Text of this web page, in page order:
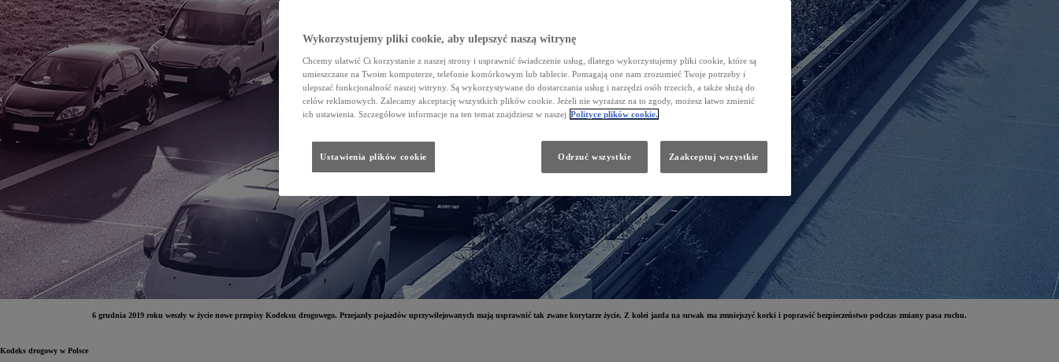
6 grudnia 2019 roku weszły w życie nowe przepisy Kodeksu drogowego. Przejazdy pojazdów uprzywilejowanych mają usprawnić tak zwane korytarze życie. Z kolei jazda na suwak ma zmniejszyć korki i poprawić bezpieczeństwo podczas zmiany pasa ruchu.
Kodeks drogowy w Polsce
Wykorzystujemy pliki cookie, aby ulepszyć naszą witrynę
Chcemy ułatwić Ci korzystanie z naszej strony i usprawnić świadczenie usług, dlatego wykorzystujemy pliki cookie, które są
umieszczane na Twoim komputerze, telefonie komórkowym lub tablecie. Pomagają one nam zrozumieć Twoje potrzeby i
ulepszać funkcjonalność naszej witryny. Są wykorzystywane do dostarczania usług i narzędzi osób trzecich, a także służą do
celów reklamowych. Zalecamy akceptację wszystkich plików cookie. Jeżeli nie wyrażasz na to zgody, możesz łatwo zmienić
ich ustawienia. Szczegółowe informacje na ten temat znajdziesz w naszej Polityce plików cookie.
Ustawienia plików cookie Odrzuć wszystkie Zaakceptuj wszystkie